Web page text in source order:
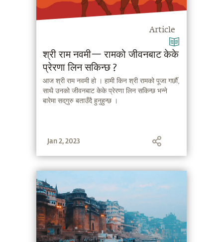
Article
श्री राम नवमी— रामको जीवनबाट केके
प्रेरणा लिन सकिन्छ ?
आज श्री राम नवमी हो । हामी किन श्री रामको पूजा गर्छौँ,
साथै उनको जीवनबाट केके प्रेरणा लिन सकिन्छ भन्ने
बारेमा सद्‌गुरु बताउँदै हुनुहुन्छ ।
Jan 2, 2023